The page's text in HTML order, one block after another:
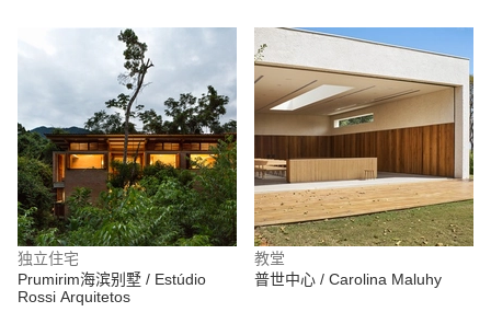
独立住宅
Prumirim海滨别墅 / Estúdio
Rossi Arquitetos
教堂
普世中心 / Carolina Maluhy